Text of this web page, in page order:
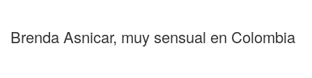
Brenda Asnicar, muy sensual en Colombia